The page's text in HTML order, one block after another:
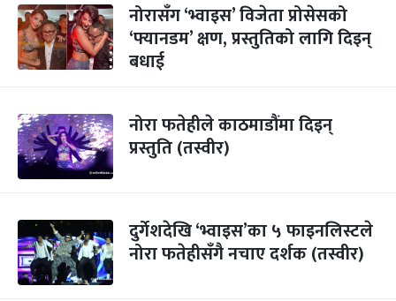
नोरासँग ‘भ्वाइस’ विजेता प्रोसेसको
‘फ्यानडम’ क्षण, प्रस्तुतिको लागि दिइन्
बधाई
नोरा फतेहीले काठमाडौंमा दिइन्
प्रस्तुति (तस्वीर)
दुर्गेशदेखि ‘भ्वाइस’का ५ फाइनलिस्टले
नोरा फतेहीसँगै नचाए दर्शक (तस्वीर)